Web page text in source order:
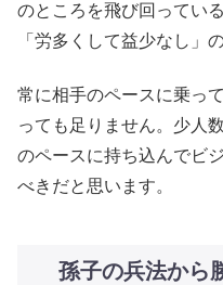
のところを飛び回ってい
「労多くして益少なし」
常に相手のペースに乗っ
っても足りません。少人
のペースに持ち込んでビ
べきだと思います。
孫子の兵法から